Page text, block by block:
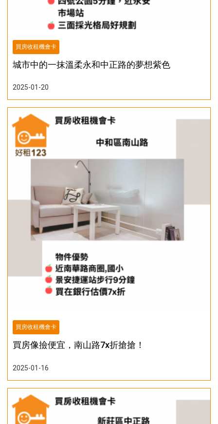
買房收租機會卡
城市中的一抹溫柔永和中正路的夢想紫色
2025-01-20
買房收租機會卡
買房像撿便宜，南山路7x折搶搶！
2025-01-16